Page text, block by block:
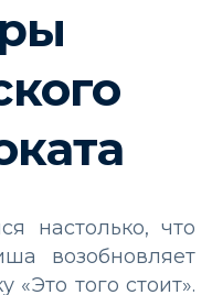
настолько, что
возобновляет
того стоит».